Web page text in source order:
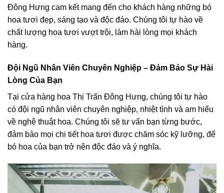
Đông Hưng cam kết mang đến cho khách hàng những bó
hoa tươi đẹp, sáng tạo và độc đáo. Chúng tôi tự hào về
chất lượng hoa tươi vượt trội, làm hài lòng mọi khách
hàng.
Đội Ngũ Nhân Viên Chuyên Nghiệp – Đảm Bảo Sự Hài
Lòng Của Bạn
Tại cửa hàng hoa Thị Trấn Đông Hưng, chúng tôi tự hào
có đội ngũ nhân viên chuyên nghiệp, nhiệt tình và am hiểu
về nghệ thuật hoa. Chúng tôi sẽ tư vấn bạn từng bước,
đảm bảo mọi chi tiết hoa tươi được chăm sóc kỹ lưỡng, để
bó hoa của bạn trở nên độc đáo và ý nghĩa.